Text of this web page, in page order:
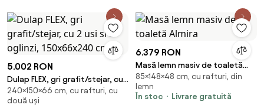
5.002 RON
Dulap FLEX, gri grafit/stejar, cu
2 usi si 2 oglinzi, 150x66x240
cm
240×150×66 cm, cu rafturi, cu
două uși
6.379 RON
Masă lemn masiv de toaletă
Almira
85×148×48 cm, cu rafturi, din
lemn
În stoc
Livrare gratuită